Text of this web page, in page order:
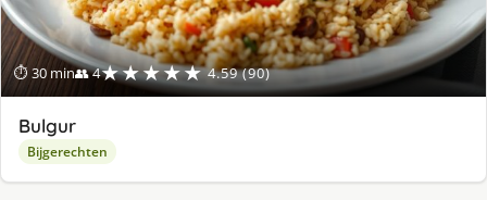
⏱ 30 min👥 4★★★★★ 4.59 (90)
Bulgur
Bijgerechten